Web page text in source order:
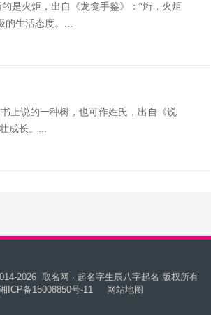
是火炬，出自《龙龛手鉴》：“烆，火炬
生活态度。...
上说的一种树，也可作姓氏，出自《说
成长。...
2026 取名网 · 起名字生辰八字起名 版权所有
ICP备15008850号-11
网站地图